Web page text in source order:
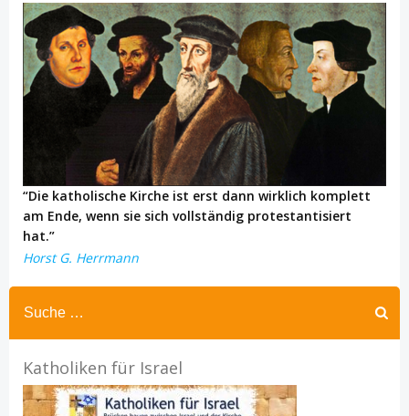
“Die katholische Kirche ist erst dann wirklich komplett
am Ende, wenn sie sich vollständig protestantisiert
hat.”
Horst G. Herrmann
Katholiken für Israel